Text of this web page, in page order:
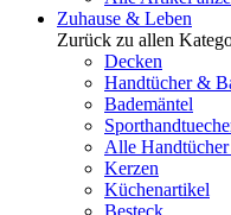
Zuhause & Leben
Zurück zu allen
Decken
Handtücher &
Bademäntel
Alle
Kerzen
Küchenartikel
Besteck